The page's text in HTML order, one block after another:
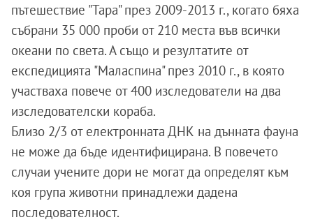
пътешествие "Тара" през 2009-2013 г., когато бяха
събрани 35 000 проби от 210 места във всички
океани по света. А също и резултатите от
експедицията "Маласпина" през 2010 г., в която
участваха повече от 400 изследователи на два
изследователски кораба.
Близо 2/3 от електронната ДНК на дънната фауна
не може да бъде идентифицирана. В повечето
случаи учените дори не могат да определят към
коя група животни принадлежи дадена
последователност.